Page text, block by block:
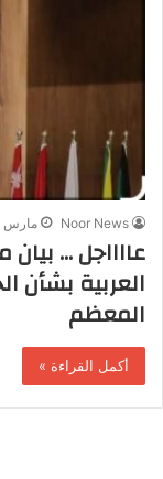
Noor News مارس 5, 2024
عااااجل …
العربية
المعظم
أكمل القراءة »